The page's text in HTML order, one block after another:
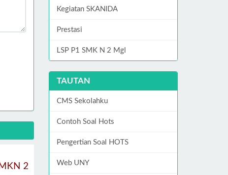
2
Kegiatan SKANIDA
Prestasi
LSP P1 SMK N 2 Mgl
TAUTAN
CMS Sekolahku
Contoh Soal Hots
Pengertian Soal HOTS
Web UNY